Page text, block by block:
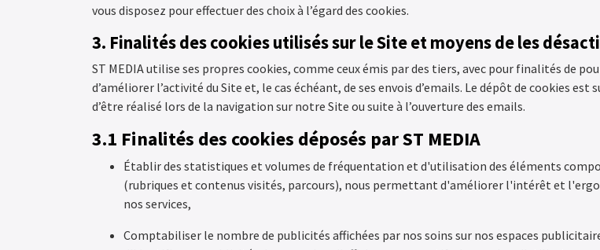
vous disposez pour effectuer des choix à l’égard des cookies.
3. Finalités des cookies utilisés sur le Site et moyens de les
ST MEDIA utilise ses propres cookies, comme ceux émis par des tiers, avec pour finalités de
d’améliorer l’activité du Site et, le cas échéant, de ses envois d’emails. Le dépôt de cookies est
d’être réalisé lors de la navigation sur notre Site ou suite à l’ouverture des emails.
3.1 Finalités des cookies déposés par ST MEDIA
Établir des statistiques et volumes de fréquentation et d'utilisation des éléments
(rubriques et contenus visités, parcours), nous permettant d'améliorer l'intérêt et
nos services,
Comptabiliser le nombre de publicités affichées par nos soins sur nos espaces